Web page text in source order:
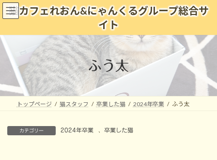
コ
ン
ン
ツ
へ
ッ
プ
ナ
ビ
ー
シ
ョ
移
動
猫カフェれおん&にゃんくるグループ総合サ
イト
ふう太
トップページ 猫スタッフ 卒業した猫 2024年卒業 ふう太
カテゴリー 2024年卒業 卒業した猫